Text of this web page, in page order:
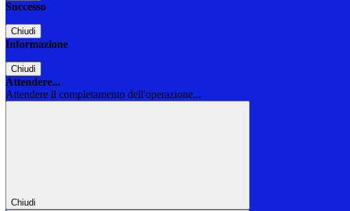
Successo
Chiudi
Informazione
Chiudi
Attendere...
Attendere il completamento dell'operazione...
Chiudi